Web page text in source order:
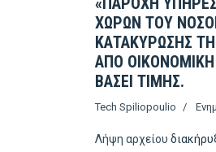
ΧΩΡΩΝ ΤΟΥ
ΚΑΤΑΚΥΡΩΣΗΣ
ΑΠΟ
ΒΑΣΕΙ ΤΙΜΗΣ.
Tech Spiliopoulio
Λήψη αρχείου